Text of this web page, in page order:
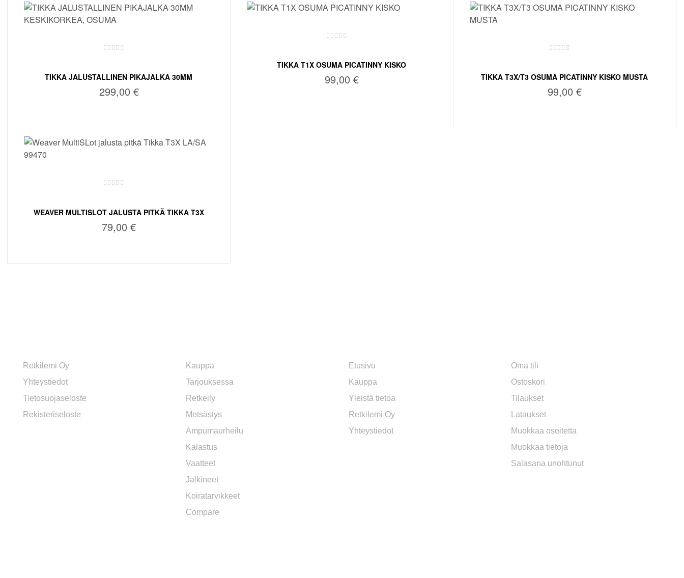
LISÄÄ OSTOSKORIIN LISÄÄ OSTOSKORIIN LISÄÄ OSTOSKORIIN
TIKKA JALUSTALLINEN PIKAJALKA 30MM
KESKIKORKEA, OSUMA
299,00 €
LISÄÄ OSTOSKORIIN
TIKKA T1X OSUMA PICATINNY KISKO
99,00 €
LISÄÄ OSTOSKORIIN
TIKKA T3X/T3 OSUMA PICATINNY KISKO MUSTA
99,00 €
WEAVER MULTISLOT JALUSTA PITKÄ TIKKA T3X
LA/SA 99470
79,00 €
Retkilemi Oy
Yhteystiedot
Tietosuojaseloste
Rekisteriseloste
Kauppa
Tarjouksessa
Retkeily
Metsästys
Ampumaurheilu
Kalastus
Vaatteet
Jalkineet
Koiratarvikkeet
Compare
Etusivu
Kauppa
Yleistä tietoa
Retkilemi Oy
Yhteystiedot
Oma tili
Ostoskori
Tilaukset
Lataukset
Muokkaa osoitetta
Muokkaa tietoja
Salasana unohtunut